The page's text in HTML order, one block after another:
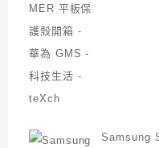
Samsung